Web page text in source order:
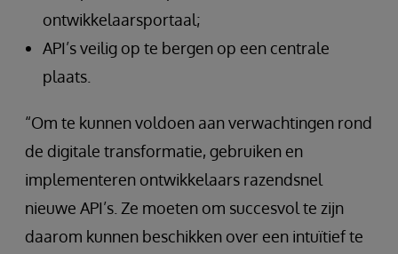
ontwikkelaarsportaal;
API’s veilig op te bergen op een centrale
plaats.
“Om te kunnen voldoen aan verwachtingen rond
de digitale transformatie, gebruiken en
implementeren ontwikkelaars razendsnel
nieuwe API’s. Ze moeten om succesvol te zijn
daarom kunnen beschikken over een intuïtief te